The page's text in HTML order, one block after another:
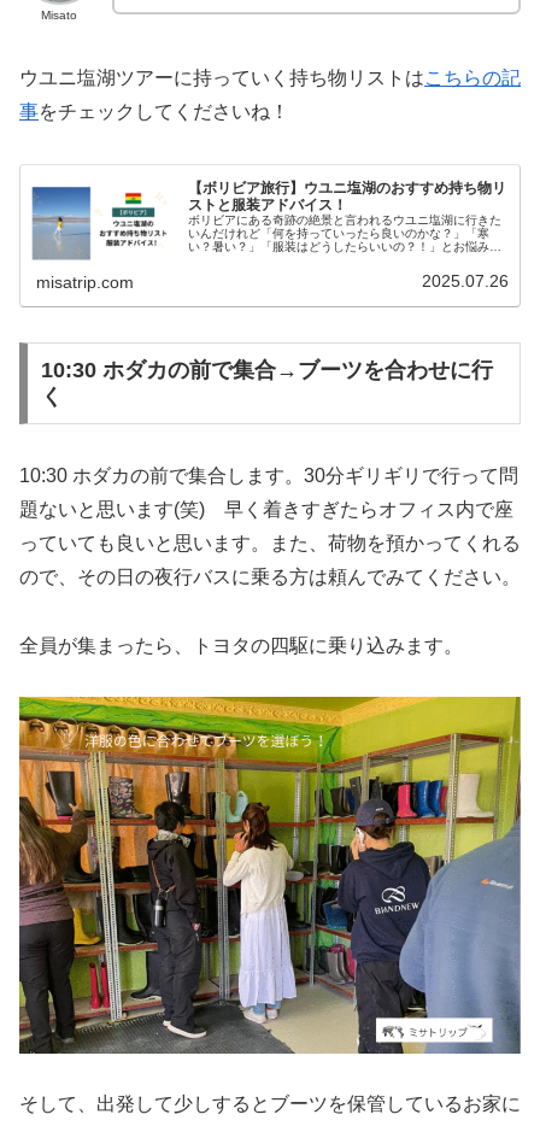
Misato
ウユニ塩湖ツアーに持っていく持ち物リストはこちらの記
事をチェックしてくださいね！
【ボリビア旅行】ウユニ塩湖のおすすめ持ち物リ
ストと服装アドバイス！
ボリビアにある奇跡の絶景と言われるウユニ塩湖に行きた
いんだけれど「何を持っていったら良いのかな？」「寒
い？暑い？」「服装はどうしたらいいの？！」とお悩みで
misatrip.com 2025.07.26
10:30 ホダカの前で集合→ブーツを合わせに行
く
10:30 ホダカの前で集合します。30分ギリギリで行って問
題ないと思います(笑) 早く着きすぎたらオフィス内で座
っていても良いと思います。また、荷物を預かってくれる
ので、その日の夜行バスに乗る方は頼んでみてください。
全員が集まったら、トヨタの四駆に乗り込みます。
そして、出発して少しするとブーツを保管しているお家に